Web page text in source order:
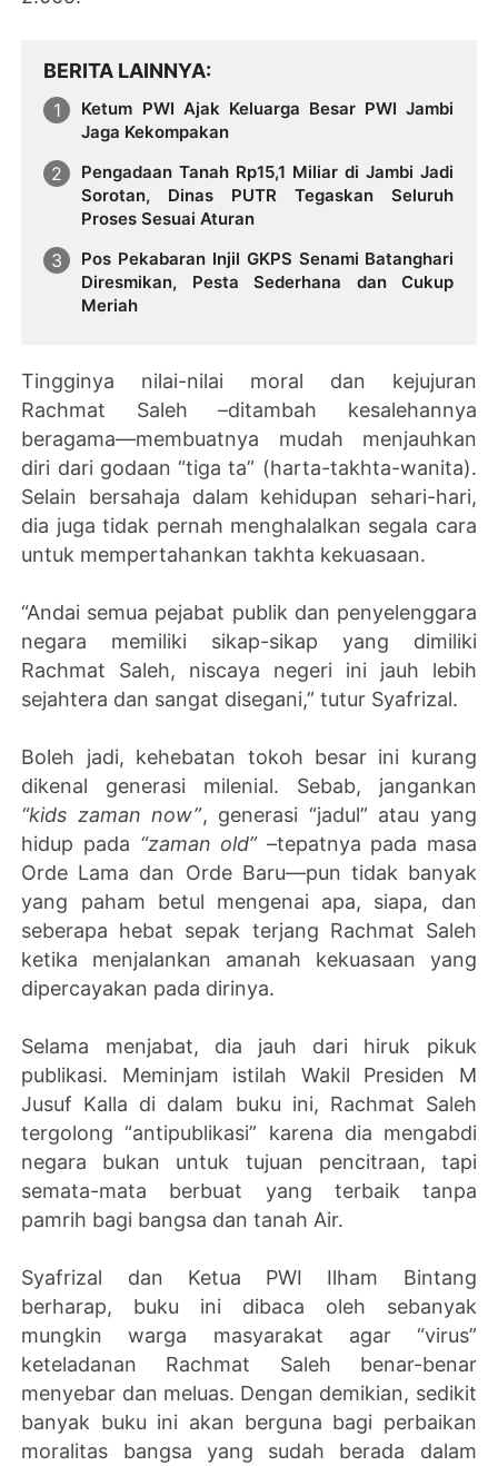
BERITA LAINNYA
Ketum PWI Ajak Keluarga Besar PWI Jambi
Jaga Kekompakan
Pengadaan Tanah Rp15,1 Miliar di Jambi Jadi
Sorotan, Dinas PUTR Tegaskan Seluruh
Proses Sesuai Aturan
Pos Pekabaran Injil GKPS Senami Batanghari
Diresmikan, Pesta Sederhana dan Cukup
Meriah
Tingginya nilai-nilai moral dan kejujuran
Rachmat Saleh –ditambah kesalehannya
beragama—membuatnya mudah menjauhkan
diri dari godaan “tiga ta” (harta-takhta-wanita).
Selain bersahaja dalam kehidupan sehari-hari,
dia juga tidak pernah menghalalkan segala cara
untuk mempertahankan takhta kekuasaan.
“Andai semua pejabat publik dan penyelenggara
negara memiliki sikap-sikap yang dimiliki
Rachmat Saleh, niscaya negeri ini jauh lebih
sejahtera dan sangat disegani,” tutur Syafrizal.
Boleh jadi, kehebatan tokoh besar ini kurang
dikenal generasi milenial. Sebab, jangankan
“kids zaman now”, generasi “jadul” atau yang
hidup pada “zaman old”–tepatnya pada masa
Orde Lama dan Orde Baru—pun tidak banyak
yang paham betul mengenai apa, siapa, dan
seberapa hebat sepak terjang Rachmat Saleh
ketika menjalankan amanah kekuasaan yang
dipercayakan pada dirinya.
Selama menjabat, dia jauh dari hiruk pikuk
publikasi. Meminjam istilah Wakil Presiden M
Jusuf Kalla di dalam buku ini, Rachmat Saleh
tergolong “antipublikasi” karena dia mengabdi
negara bukan untuk tujuan pencitraan, tapi
semata-mata berbuat yang terbaik tanpa
pamrih bagi bangsa dan tanah Air.
Syafrizal dan Ketua PWI Ilham Bintang
berharap, buku ini dibaca oleh sebanyak
mungkin warga masyarakat agar “virus”
keteladanan Rachmat Saleh benar-benar
menyebar dan meluas. Dengan demikian, sedikit
banyak buku ini akan berguna bagi perbaikan
moralitas bangsa yang sudah berada dalam